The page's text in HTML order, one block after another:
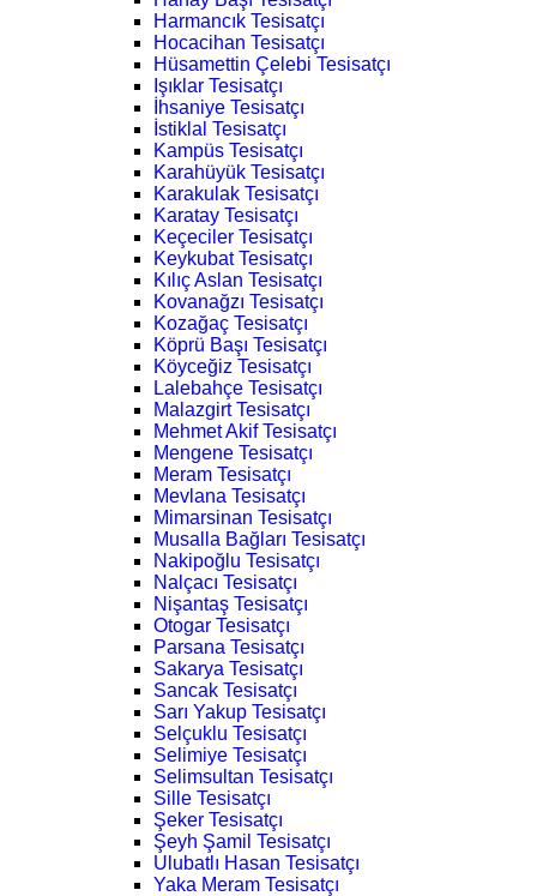
Harmancık Tesisatçı
Hocacihan Tesisatçı
Hüsamettin Çelebi Tesisatçı
Işıklar Tesisatçı
İhsaniye Tesisatçı
İstiklal Tesisatçı
Kampüs Tesisatçı
Karahüyük Tesisatçı
Karakulak Tesisatçı
Karatay Tesisatçı
Keçeciler Tesisatçı
Keykubat Tesisatçı
Kılıç Aslan Tesisatçı
Kovanağzı Tesisatçı
Kozağaç Tesisatçı
Köprü Başı Tesisatçı
Köyceğiz Tesisatçı
Lalebahçe Tesisatçı
Malazgirt Tesisatçı
Mehmet Akif Tesisatçı
Mengene Tesisatçı
Meram Tesisatçı
Mevlana Tesisatçı
Mimarsinan Tesisatçı
Musalla Bağları Tesisatçı
Nakipoğlu Tesisatçı
Nalçacı Tesisatçı
Nişantaş Tesisatçı
Otogar Tesisatçı
Parsana Tesisatçı
Sakarya Tesisatçı
Sancak Tesisatçı
Sarı Yakup Tesisatçı
Selçuklu Tesisatçı
Selimiye Tesisatçı
Selimsultan Tesisatçı
Sille Tesisatçı
Şeker Tesisatçı
Şeyh Şamil Tesisatçı
Ulubatlı Hasan Tesisatçı
Yaka Meram Tesisatçı